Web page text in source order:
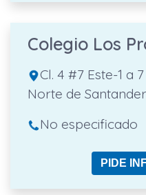
Colegio Los
Cl. 4 #7 Este-1 a
Norte de
No especificado
PIDE